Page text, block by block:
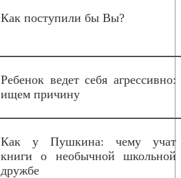
Как поступили бы Вы?
Ребенок ведет себя агрессивно:
ищем причину
Как у Пушкина: чему учат
книги о необычной школьной
дружбе